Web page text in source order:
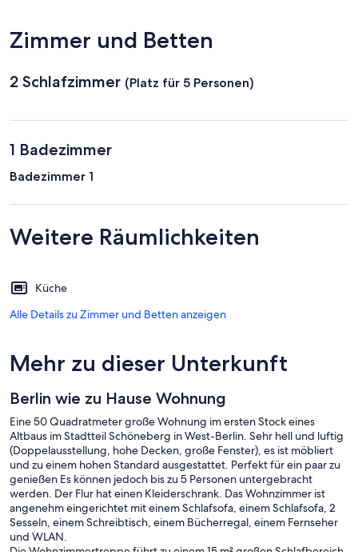
Zimmer und Betten
2 Schlafzimmer (Platz für 5 Personen)
1 Badezimmer
Badezimmer 1
Weitere Räumlichkeiten
Küche
Alle Details zu Zimmer und Betten anzeigen
Mehr zu dieser Unterkunft
Berlin wie zu Hause Wohnung
Eine 50 Quadratmeter große Wohnung im ersten Stock eines
Altbaus im Stadtteil Schöneberg in West-Berlin. Sehr hell und luftig
(Doppelausstellung, hohe Decken, große Fenster), es ist möbliert
und zu einem hohen Standard ausgestattet. Perfekt für ein paar zu
genießen Es können jedoch bis zu 5 Personen untergebracht
werden. Der Flur hat einen Kleiderschrank. Das Wohnzimmer ist
angenehm eingerichtet mit einem Schlafsofa, einem Schlafsofa, 2
Sesseln, einem Schreibtisch, einem Bücherregal, einem Fernseher
und WLAN.
Die Wohnzimmertreppe führt zu einem 15 m² großen Schlafbereich